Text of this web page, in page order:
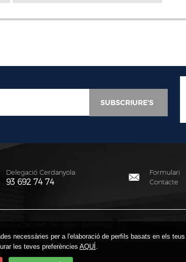
Delegació Cerdanyola:
93 692 74 74
Formulari
Contacte
necessàries per a l'elaboració de perfils basats en els
les teves preferències AQUÍ .